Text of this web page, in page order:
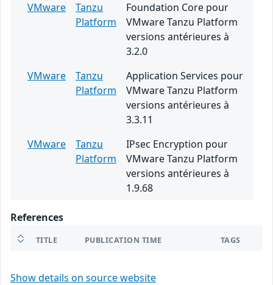
VMware
Tanzu
Platform
Foundation Core pour
VMware Tanzu Platform
versions antérieures à
3.2.0
VMware
Tanzu
Platform
Application Services pour
VMware Tanzu Platform
versions antérieures à
3.3.11
VMware
Tanzu
Platform
IPsec Encryption pour
VMware Tanzu Platform
versions antérieures à
1.9.68
References
TITLE PUBLICATION TIME TAGS
Show details on source website